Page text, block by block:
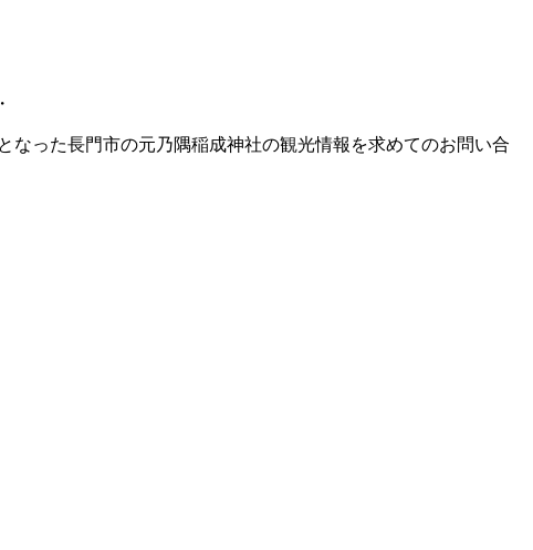
った長門市の元乃隅稲成神社の観光情報を求めてのお問い合